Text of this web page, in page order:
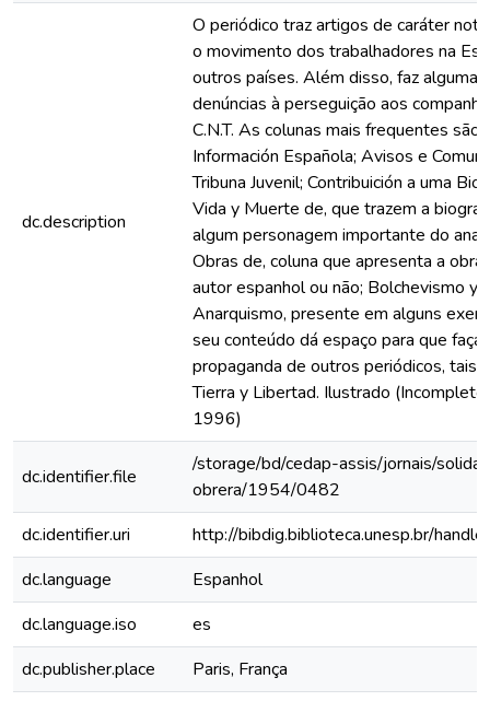
dc.description
O periódico traz artigos de caráter
o movimento dos trabalhadores na
outros países. Além disso, faz
denúncias à perseguição aos
C.N.T. As colunas mais frequentes
Información Española; Avisos e
Tribuna Juvenil; Contribuición a uma
Vida y Muerte de, que trazem a
algum personagem importante do
Obras de, coluna que apresenta a obra
autor espanhol ou não; Bolchevismo y
Anarquismo, presente em alguns
seu conteúdo dá espaço para que faça
propaganda de outros periódicos, tais
Tierra y Libertad. Ilustrado
1996)
dc.identifier.file
/storage/bd/cedap-assis/jornais/
obrera/1954/0482
dc.identifier.uri
http://bibdig.biblioteca.unesp.br/
dc.language
Espanhol
dc.language.iso
es
dc.publisher.place
Paris, França